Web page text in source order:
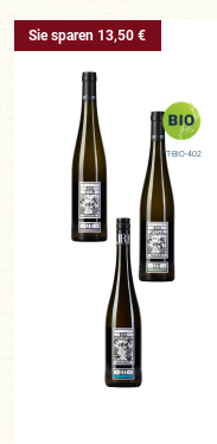
AT-BIO-402
Sie sparen 13,50 €